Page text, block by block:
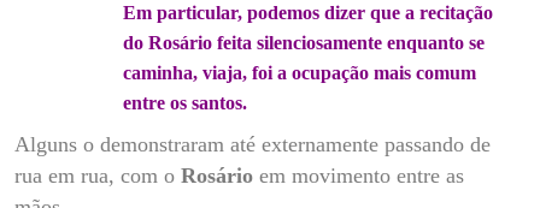
Em particular, podemos dizer que a recitação
do Rosário feita silenciosamente enquanto se
caminha, viaja, foi a ocupação mais comum
entre os santos.
Alguns o demonstraram até externamente passando de
rua em rua, com o Rosário em movimento entre as